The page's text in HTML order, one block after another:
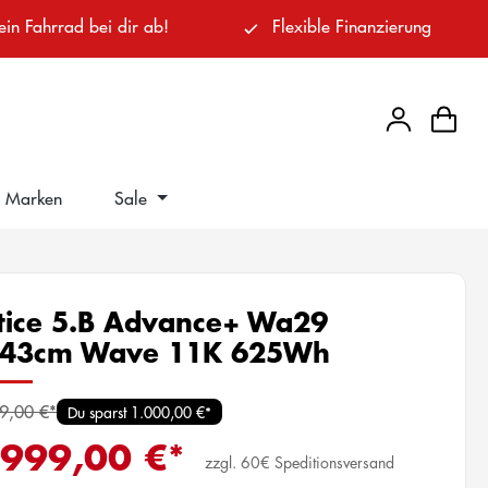
Fahrrad bei dir ab! Flexible Finanzierung
Marken Sale
5.B Advance+ Wa29
Wave 11K 625Wh
€* Du sparst 1.000,00 €*
€* zzgl. 60€ Speditionsversand